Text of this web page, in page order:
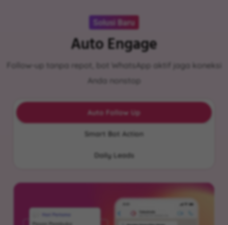
Solusi Baru
Auto Engage
Follow-up tanpa repot, bot WhatsApp aktif jaga koneksi
Anda nonstop
Auto Follow Up
Smart Bot Action
Daily Leads